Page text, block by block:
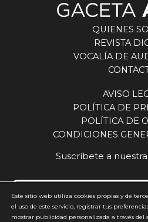
QUIENES
REVISTA
VOCALÍA DE
AVISO
POLÍTICA DE
POLÍTICA DE
CONDICIONES
Suscríbete a
Este sitio web utiliza cookies propias y de
el uso de este servicio, registrar tus
mostrar publicidad personalizada a través del